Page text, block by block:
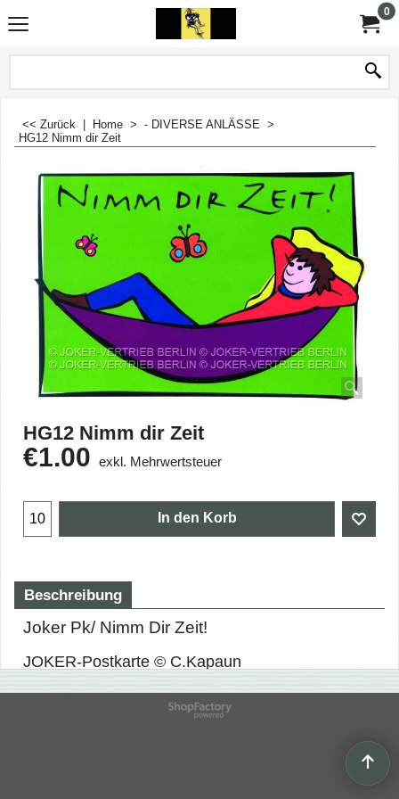
0
<< Zurück Home > - DIVERSE ANLÄSSE >
HG12 Nimm dir Zeit
HG12 Nimm dir Zeit
€1.00 exkl. Mehrwertsteuer
In den Korb
Beschreibung
Joker Pk/ Nimm Dir Zeit!
JOKER-Postkarte © C.Kapaun
WebShop erstellt mit
ShopFactory Shop